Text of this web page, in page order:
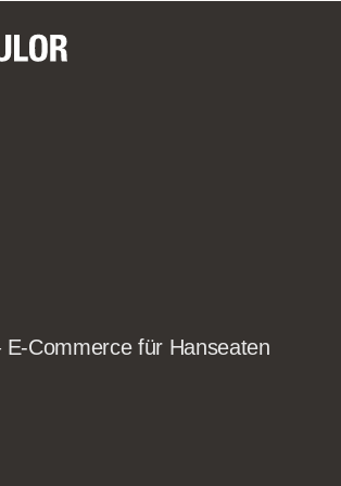
Commerce für Hanseaten